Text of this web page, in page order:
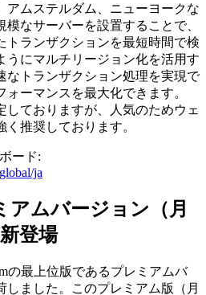
アムステルダム、ニューヨークな
なサーバーを設置することで、
トランザクションを最短時間で検
うにマルチリージョン化を活用す
なトランザクション処理を実現で
ーマンスを最大化できます。
しておりますが、人気のためウェ
推奨しております。
ード:
ja
アムバージョン（月
登場
の最上位版であるプレミアムバ
しました。このプレミアム版（月